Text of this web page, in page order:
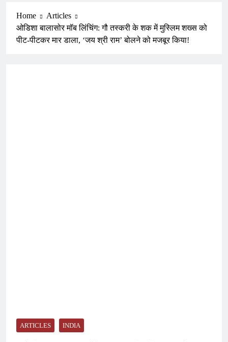
Home
Articles
ओडिशा बालासोर मॉब लिंचिंग: गौ तस्करी के शक में मुस्लिम शख्स को
पीट-पीटकर मार डाला, ‘जय श्री राम’ बोलने को मजबूर किया!
ARTICLES INDIA